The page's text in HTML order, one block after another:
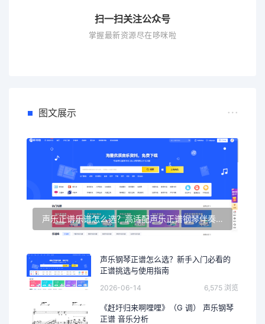
扫一扫关注公众号
掌握最新资源尽在哆咪啦
图文展示
声乐正谱乐谱怎么选？高适配声乐正谱钢琴伴奏资源推荐
声乐钢琴正谱怎么选？新手入门必看的
正谱挑选与使用指南
2026-06-14 6,575 浏览
《赶圩归来啊哩哩》（G 调） 声乐钢琴
正谱 音乐分析